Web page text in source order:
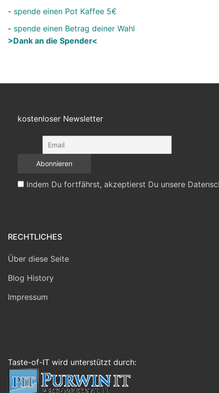
- spende einen Pot Kaffee 5€
- spende einen Betrag deiner Wahl
>Dank an die Spender<
kostenloser Newsletter
Indem Du fortfährst, akzeptierst Du unsere
RECHTLICHES
Über diese Seite
Blog History
Impressum
Taste-of-IT wird unterstützt durch: